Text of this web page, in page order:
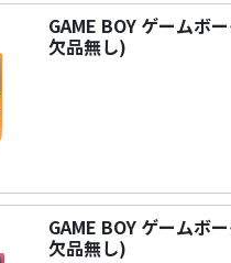
GAME BOY ゲームボ
欠品無し)
GAME BOY ゲームボ
欠品無し)